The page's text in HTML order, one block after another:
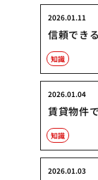
信頼でき
2026.01.11
知識
賃貸物件
2026.01.04
知識
2026.01.03